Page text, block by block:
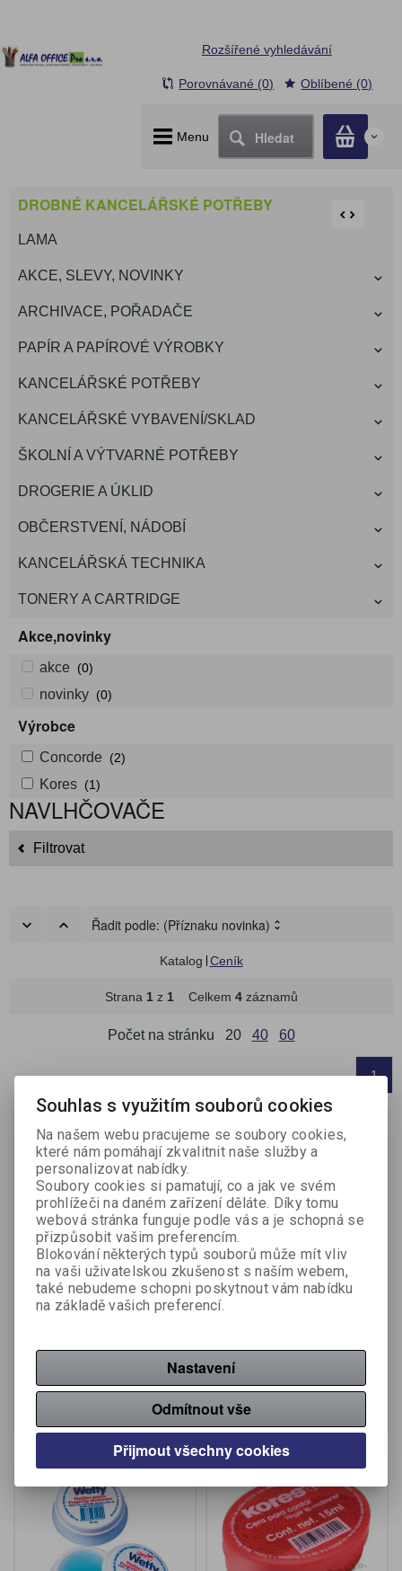
Menu Hledat 0
Rozšířené vyhledávání
Porovnávané (0) Oblíbené (0)
DROBNÉ KANCELÁŘSKÉ POTŘEBY
LAMA
AKCE, SLEVY, NOVINKY
ARCHIVACE, POŘADAČE
PAPÍR A PAPÍROVÉ VÝROBKY
KANCELÁŘSKÉ POTŘEBY
KANCELÁŘSKÉ VYBAVENÍ/SKLAD
ŠKOLNÍ A VÝTVARNÉ POTŘEBY
DROGERIE A ÚKLID
OBČERSTVENÍ, NÁDOBÍ
KANCELÁŘSKÁ TECHNIKA
TONERY A CARTRIDGE
Akce,novinky
akce (0)
novinky (0)
Výrobce
Concorde (2)
Kores (1)
NAVLHČOVAČE
Filtrovat
Řadit podle: (Příznaku novinka)
Katalog Ceník
Strana 1z 1Celkem 4záznamů
Počet na stránku 20 40 60
1
Navlhčovač CONCORDE s
houbičkou - barevný mix
Katalogové číslo:300870
Navlhčovač CONCORDE -
20 gr
Katalogové číslo:300880
47,90 Kč (bez DPH:)
Souhlas s využitím souborů cookies
Na našem webu pracujeme se soubory cookies,
které nám pomáhají zkvalitnit naše služby a
personalizovat nabídky.
Soubory cookies si pamatují, co a jak ve svém
prohlížeči na daném zařízení děláte. Díky tomu
webová stránka funguje podle vás a je schopná se
přizpůsobit vašim preferencím.
Blokování některých typů souborů může mít vliv
na vaši uživatelskou zkušenost s naším webem,
také nebudeme schopni poskytnout vám nabídku
na základě vašich preferencí.
Nastavení
Odmítnout vše
Přijmout všechny cookies